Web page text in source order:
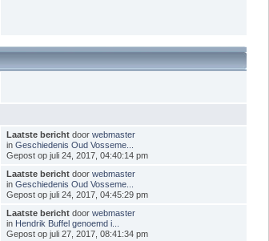
Laatste bericht doorwebmaster
inGeschiedenis Oud Vosseme...
Gepost op juli 24, 2017, 04:40:14 pm
Laatste bericht doorwebmaster
inGeschiedenis Oud Vosseme...
Gepost op juli 24, 2017, 04:45:29 pm
Laatste bericht doorwebmaster
in Hendrik Buffel genoemd i...
Gepost op juli 27, 2017, 08:41:34 pm